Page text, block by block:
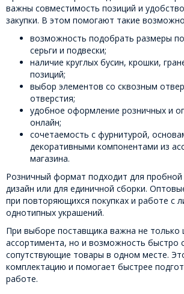
важны совместимость позиций и
закупки. В этом помогают такие
возможность подобрать размеры
серьги и подвески;
наличие круглых бусин, крошки,
позиций;
выбор элементов со сквозным
отверстия;
удобное оформление розничных и
онлайн;
сочетаемость с фурнитурой,
декоративными компонентами из
магазина.
Розничный формат подходит для пробной
дизайн или для единичной сборки.
при повторяющихся покупках и работе с
однотипных украшений.
При выборе поставщика важна не только
ассортимента, но и возможность быстро
сопутствующие товары в одном месте.
комплектацию и помогает быстрее
работе.